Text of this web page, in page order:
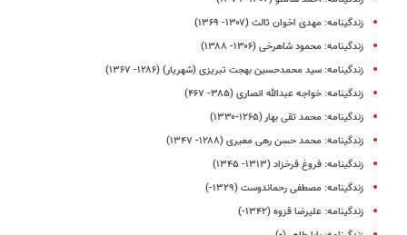
زندگینامه: مهدی اخوان ثالث (۱۳۰۷- ۱۳۶۹)
زندگینامه: محمود شاهرخی (۱۳۰۶- ۱۳۸۸)
زندگینامه: سید محمدحسین بهجت تبریزی (شهریار) (۱۲۸۶- ۱۳۶۷)
زندگینامه: خواجه عبدالله انصاری (۳۸۵- ۴۶۷)
زندگینامه: محمد تقی بهار (۱۲۶۵-۱۳۳۰)
زندگینامه: محمد حسن رهی معیری (۱۲۸۸- ۱۳۴۷)
زندگینامه: فروغ‌ فرخزاد (۱۳۱۳- ۱۳۴۵)
زندگینامه: مصطفی رحماندوست (۱۳۲۹-)
زندگینامه: علیرضا قزوه (۱۳۴۲-)